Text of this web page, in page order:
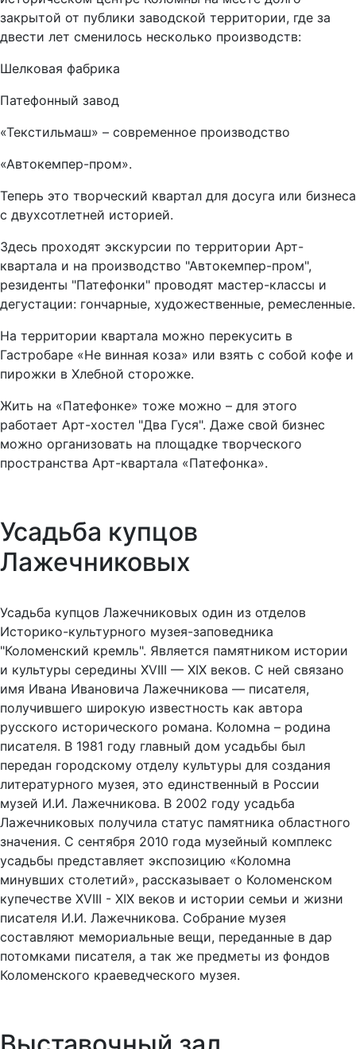
закрытой от публики заводской территории, где за
двести лет сменилось несколько производств:
Шелковая фабрика
Патефонный завод
«Текстильмаш» – современное производство
«Автокемпер-пром».
Теперь это творческий квартал для досуга или бизнеса
с двухсотлетней историей.
Здесь проходят экскурсии по территории Арт-
квартала и на производство "Автокемпер-пром",
резиденты "Патефонки" проводят мастер-классы и
дегустации: гончарные, художественные, ремесленные.
На территории квартала можно перекусить в
Гастробаре «Не винная коза» или взять с собой кофе и
пирожки в Хлебной сторожке.
Жить на «Патефонке» тоже можно – для этого
работает Арт-хостел "Два Гуся". Даже свой бизнес
можно организовать на площадке творческого
пространства Арт-квартала «Патефонка».
Усадьба купцов
Лажечниковых
Усадьба купцов Лажечниковых один из отделов
Историко-культурного музея-заповедника
"Коломенский кремль". Является памятником истории
и культуры середины ХVIII — ХIХ веков. С ней связано
имя Ивана Ивановича Лажечникова — писателя,
получившего широкую известность как автора
русского исторического романа. Коломна – родина
писателя. В 1981 году главный дом усадьбы был
передан городскому отделу культуры для создания
литературного музея, это единственный в России
музей И.И. Лажечникова. В 2002 году усадьба
Лажечниковых получила статус памятника областного
значения. С сентября 2010 года музейный комплекс
усадьбы представляет экспозицию «Коломна
минувших столетий», рассказывает о Коломенском
купечестве XVIII - XIX веков и истории семьи и жизни
писателя И.И. Лажечникова. Собрание музея
составляют мемориальные вещи, переданные в дар
потомками писателя, а так же предметы из фондов
Коломенского краеведческого музея.